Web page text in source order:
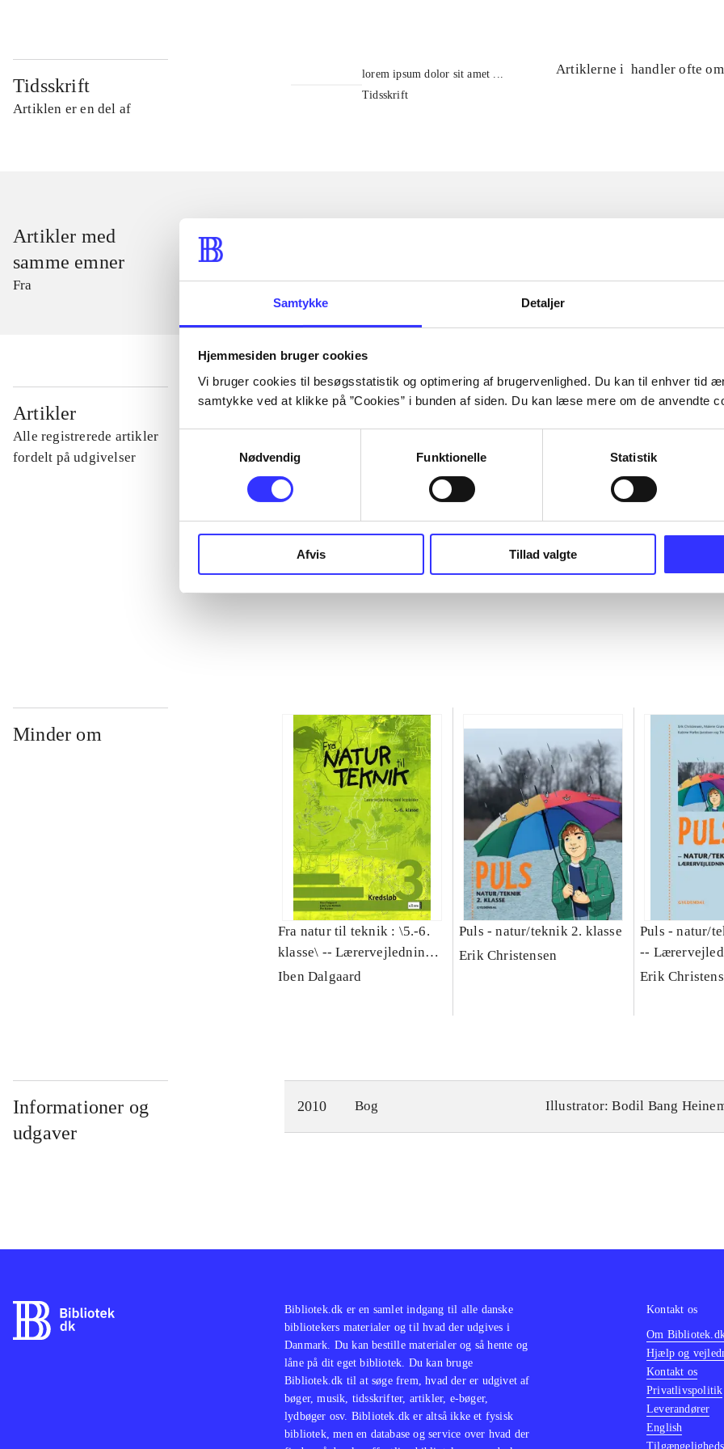
Samtykke Detaljer
Hjemmesiden bruger cookies
Vi bruger cookies til besøgsstatistik og optimering af brugervenlighed. Du kan til enhver tid
samtykke ved at klikke på ”Cookies” i bunden af siden. Du kan læse mere om de anvendte
Nødvendig
Funktionelle Statistik
Afvis Tillad valgte
Tidsskrift
Artiklen er en del af
lorem ipsum dolor sit amet ...
Tidsskrift
Artiklerne i handler ofte om
Artikler med
samme emner
Fra
Artikler
Alle registrerede artikler
fordelt på udgivelser
...
...
Minder om
Fra natur til teknik : \5.-6.
klasse\ -- Lærervejledning
med kopisider. Kredsløb 3
Iben Dalgaard
Puls - natur/teknik 2. klasse
Erik Christensen
Puls - natur/
--
kopisider
Erik
Informationer og
udgaver
2010 Bog Illustrator: Bodil Bang
Bibliotek.dk er en samlet indgang til alle danske
bibliotekers materialer og til hvad der udgives i
Danmark. Du kan bestille materialer og så hente og
låne på dit eget bibliotek. Du kan bruge
Bibliotek.dk til at søge frem, hvad der er udgivet af
bøger, musik, tidsskrifter, artikler, e-bøger,
lydbøger osv. Bibliotek.dk er altså ikke et fysisk
bibliotek, men en database og service over hvad der
Kontakt os
Om
Hjælp og
Kontakt os
Privatlivspolitik
Leverandører
English